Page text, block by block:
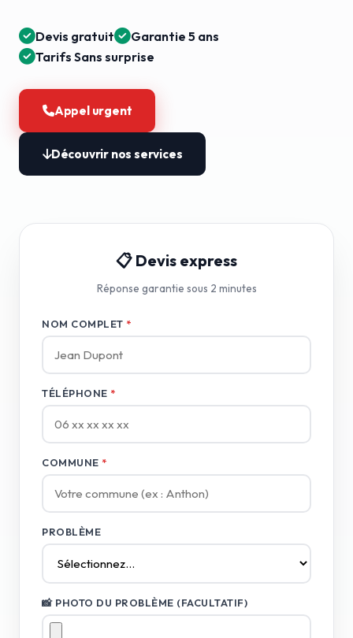
Devis gratuit
Garantie 5 ans
Tarifs Sans surprise
Appel urgent
Découvrir nos services
📋 Devis express
Réponse garantie sous 2 minutes
NOM COMPLET *
TÉLÉPHONE *
COMMUNE *
PROBLÈME
📸 PHOTO DU PROBLÈME (FACULTATIF)